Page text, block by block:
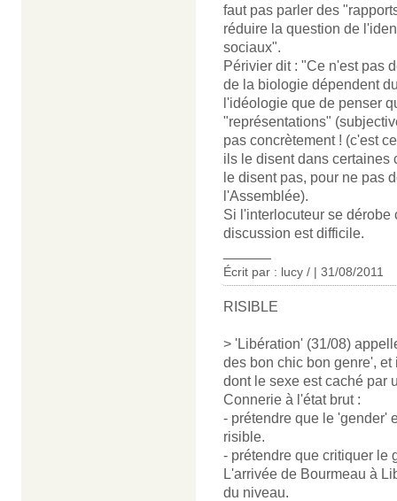
faut pas parler des
réduire la question de
sociaux".
Périvier dit : "Ce n'est pas
de la biologie dépendent
l'idéologie que de penser
"représentations"
pas concrètement ! (c'est
ils le disent dans certaines
le disent pas, pour ne pas
l'Assemblée).
Si l'interlocuteur se dérobe
discussion est difficile.
Écrit par : lucy / | 31/08/2011
RISIBLE
> 'Libération' (31/08)
des bon chic bon genre',
dont le sexe est caché par
Connerie à l'état brut :
- prétendre que le 'gender'
risible.
- prétendre que critiquer le
L'arrivée de Bourmeau à
du niveau.